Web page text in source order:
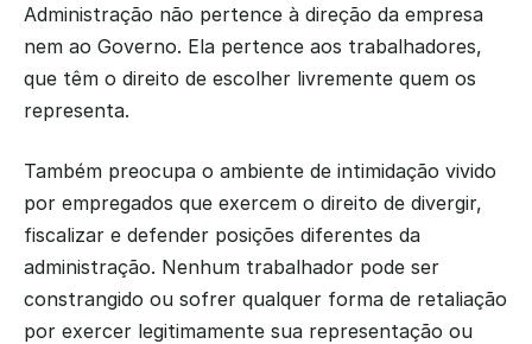
Administração não pertence à direção da empresa
nem ao Governo. Ela pertence aos trabalhadores,
que têm o direito de escolher livremente quem os
representa.
Também preocupa o ambiente de intimidação vivido
por empregados que exercem o direito de divergir,
fiscalizar e defender posições diferentes da
administração. Nenhum trabalhador pode ser
constrangido ou sofrer qualquer forma de retaliação
por exercer legitimamente sua representação ou